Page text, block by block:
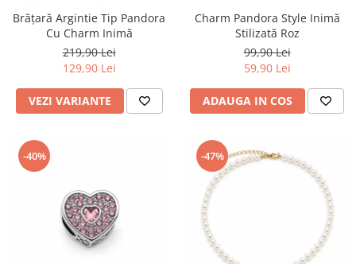
Brățară Argintie Tip Pandora
Cu Charm Inimă
219,90 Lei
129,90 Lei
VEZI VARIANTE
Charm Pandora Style Inimă
Stilizată Roz
99,90 Lei
59,90 Lei
ADAUGA IN COS
-40% -47%